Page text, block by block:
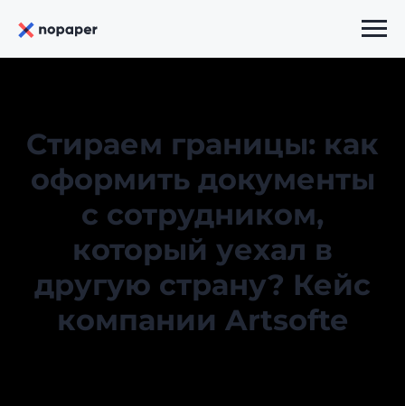
Стираем границы: как
оформить документы
с сотрудником,
который уехал в
другую страну? Кейс
компании Artsofte